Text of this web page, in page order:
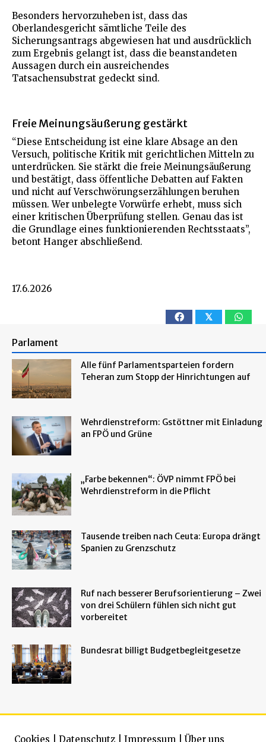
Besonders hervorzuheben ist, dass das
Oberlandesgericht sämtliche Teile des
Sicherungsantrags abgewiesen hat und ausdrücklich
zum Ergebnis gelangt ist, dass die beanstandeten
Aussagen durch ein ausreichendes
Tatsachensubstrat gedeckt sind.
Freie Meinungsäußerung gestärkt
“Diese Entscheidung ist eine klare Absage an den
Versuch, politische Kritik mit gerichtlichen Mitteln zu
unterdrücken. Sie stärkt die freie Meinungsäußerung
und bestätigt, dass öffentliche Debatten auf Fakten
und nicht auf Verschwörungserzählungen beruhen
müssen. Wer unbelegte Vorwürfe erhebt, muss sich
einer kritischen Überprüfung stellen. Genau das ist
die Grundlage eines funktionierenden Rechtsstaats”,
betont Hanger abschließend.
17.6.2026
𝕏
Parlament
Alle fünf Parlamentsparteien fordern
Teheran zum Stopp der Hinrichtungen auf
Wehrdienstreform: Gstöttner mit Einladung
an FPÖ und Grüne
„Farbe bekennen“: ÖVP nimmt FPÖ bei
Wehrdienstreform in die Pflicht
Tausende treiben nach Ceuta: Europa drängt
Spanien zu Grenzschutz
Ruf nach besserer Berufsorientierung – Zwei
von drei Schülern fühlen sich nicht gut
vorbereitet
Bundesrat billigt Budgetbegleitgesetze
Cookies Datenschutz Impressum Über uns